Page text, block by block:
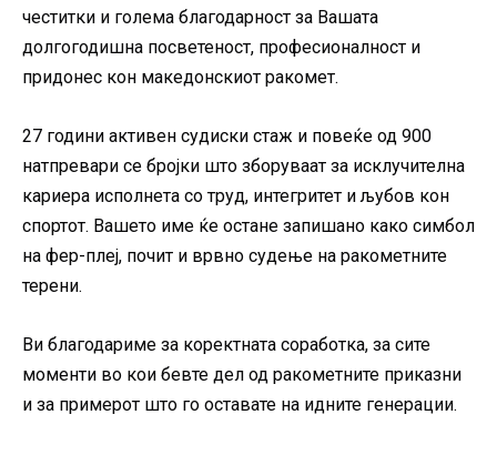
честитки и голема благодарност за Вашата
долгогодишна посветеност, професионалност и
придонес кон македонскиот ракомет.
27 години активен судиски стаж и повеќе од 900
натпревари се бројки што зборуваат за исклучителна
кариера исполнета со труд, интегритет и љубов кон
спортот. Вашето име ќе остане запишано како симбол
на фер-плеј, почит и врвно судење на ракометните
терени.
Ви благодариме за коректната соработка, за сите
моменти во кои бевте дел од ракометните приказни
и за примерот што го оставате на идните генерации.